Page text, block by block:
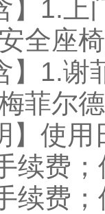
】1.
全座
】1.
菲尔
】使
续费
续费